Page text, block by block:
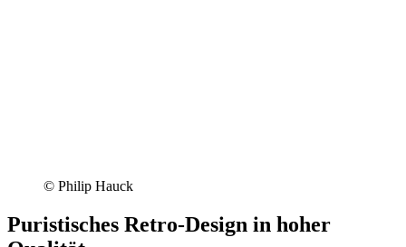
© Philip Hauck
Puristisches Retro-Design in hoher